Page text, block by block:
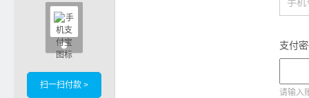

扫一扫付款 >
支付
请输入